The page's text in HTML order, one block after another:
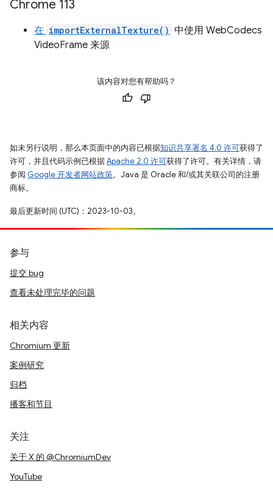
Chrome 113
在 importExternalTexture() 中使用 WebCodecs
VideoFrame 来源
该内容对您有帮助吗？
如未另行说明，那么本页面中的内容已根据知识共享署名 4.0 许可获得了
许可，并且代码示例已根据Apache 2.0 许可获得了许可。有关详情，请
参阅 Google 开发者网站政策。Java 是 Oracle 和/或其关联公司的注册
商标。
最后更新时间 (UTC)：2023-10-03。
参与
提交 bug
查看未处理完毕的问题
相关内容
Chromium 更新
案例研究
归档
播客和节目
关注
关于 X 的 @ChromiumDev
YouTube